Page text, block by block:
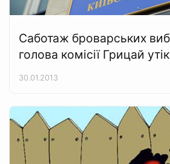
Саботаж броварських
голова комісії Грицай
30.01.2013